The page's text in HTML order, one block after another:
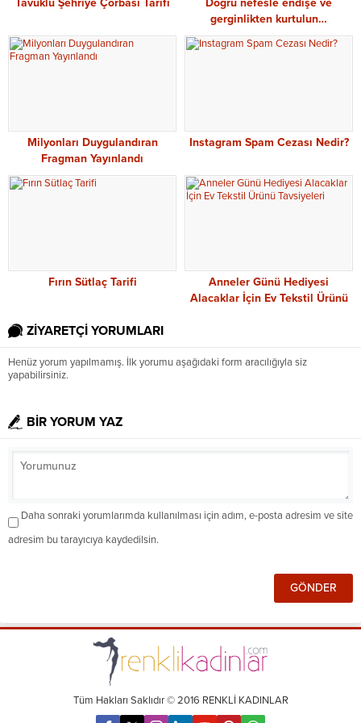
gerginlikten kurtulun…
Milyonları Duygulandıran
Fragman Yayınlandı
Instagram Spam Cezası Nedir?
Fırın Sütlaç Tarifi
Anneler Günü Hediyesi
Alacaklar İçin Ev Tekstil Ürünü
ZİYARETÇİ YORUMLARI
Henüz yorum yapılmamış. İlk yorumu aşağıdaki form aracılığıyla siz
yapabilirsiniz.
BİR YORUM YAZ
Daha sonraki yorumlarımda kullanılması için adım, e-posta adresim ve site
adresim bu tarayıcıya kaydedilsin.
Tüm Hakları Saklıdır © 2016 RENKLİ KADINLAR